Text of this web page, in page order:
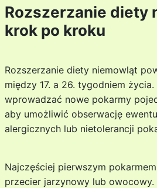
Rozszerzanie diety
krok po kroku
Rozszerzanie diety niemowląt
między 17. a 26. tygodniem
wprowadzać nowe pokarmy
aby umożliwić obserwację
alergicznych lub nietolerancji
Najczęściej pierwszym
przecier jarzynowy lub